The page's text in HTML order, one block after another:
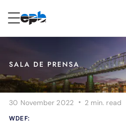
Internet
Energía
principal
SALA DE PRENSA
30 November 2022 · 2 min. read
WDEF: